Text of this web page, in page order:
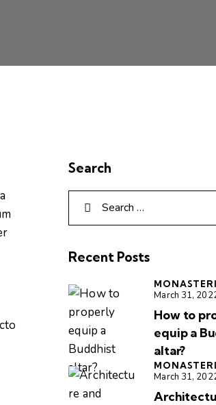
Search
Recent Posts
March 31,
How to
equip a
altar?
March 31,